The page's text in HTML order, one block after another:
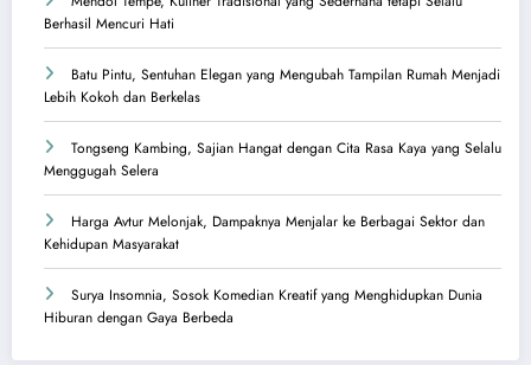
Berhasil Mencuri Hati
Batu Pintu, Sentuhan Elegan yang Mengubah Tampilan Rumah Menjadi
Lebih Kokoh dan Berkelas
Tongseng Kambing, Sajian Hangat dengan Cita Rasa Kaya yang Selalu
Menggugah Selera
Harga Avtur Melonjak, Dampaknya Menjalar ke Berbagai Sektor dan
Kehidupan Masyarakat
Surya Insomnia, Sosok Komedian Kreatif yang Menghidupkan Dunia
Hiburan dengan Gaya Berbeda